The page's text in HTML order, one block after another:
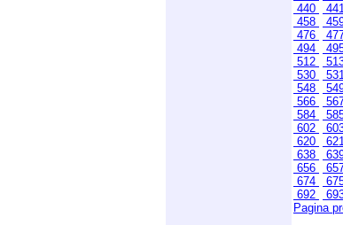
440
441
458
476
494
512
530
531
548
566
584
602
620
621
638
656
674
692
Pagina